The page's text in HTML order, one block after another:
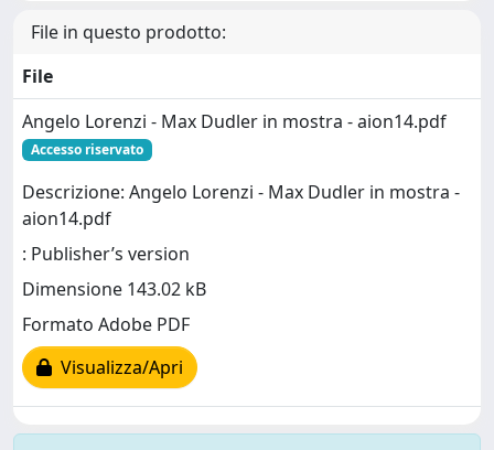
File in questo prodotto:
File
Angelo Lorenzi - Max Dudler in mostra - aion14.pdf
Accesso riservato
Descrizione: Angelo Lorenzi - Max Dudler in mostra -
aion14.pdf
: Publisher’s version
Dimensione 143.02 kB
Formato Adobe PDF
Visualizza/Apri